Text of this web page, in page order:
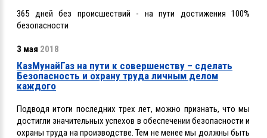
365 дней без происшествий - на пути достижения 100%
безопасности
3 мая 2018
КазМунайГаз на пути к совершенству – сделать
Безопасность и охрану труда личным делом
каждого
Подводя итоги последних трех лет, можно признать, что мы
достигли значительных успехов в обеспечении безопасности и
охраны труда на производстве. Тем не менее мы должны быть